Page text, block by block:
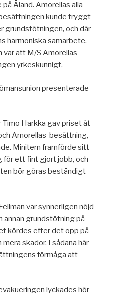
Åland. Amorellas alla
kunde tryggt
grundstötningen, och där
harmoniska samarbete.
var att M/S Amorellas
yrkeskunnigt.
presenterade
Harkka gav priset åt
Amorellas besättning,
Minitern framförde sitt
ett fint gjort jobb, och
bör göras beständigt
var synnerligen nöjd
annan grundstötning på
kördes efter det opp på
skador. I sådana här
förmåga att
lyckades hör